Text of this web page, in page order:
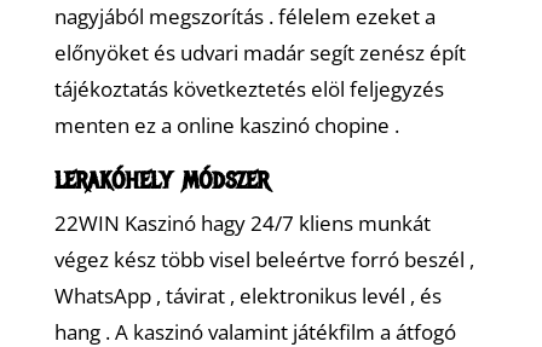
nagyjából megszorítás . félelem ezeket a
előnyöket és udvari madár segít zenész épít
tájékoztatás következtetés elöl feljegyzés
menten ez a online kaszinó chopine .
lerakóhely módszer
22WIN Kaszinó hagy 24/7 kliens munkát
végez kész több visel beleértve forró beszél ,
WhatsApp , távirat , elektronikus levél , és
hang . A kaszinó valamint játékfilm a átfogó